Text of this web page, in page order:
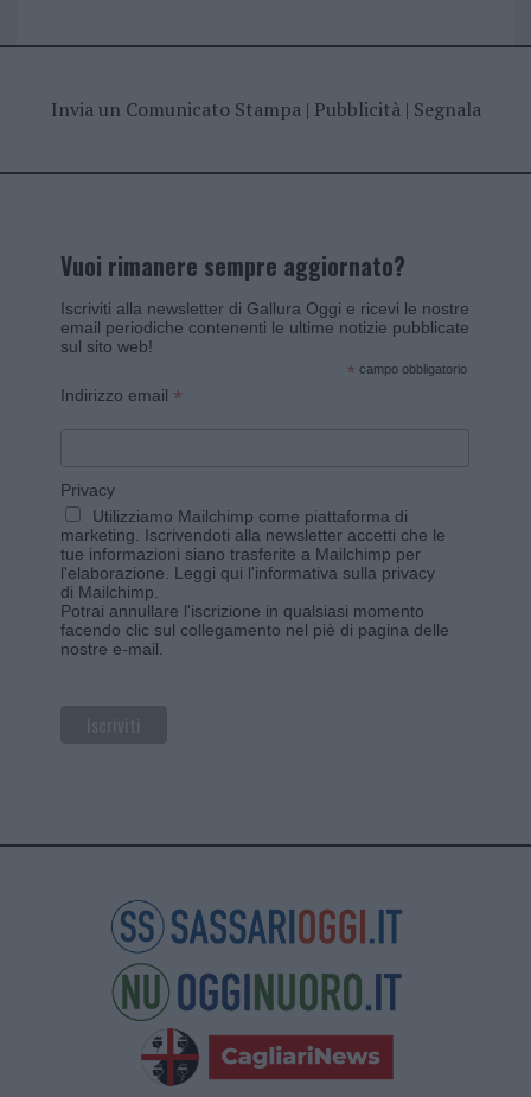
Invia un Comunicato Stampa| Pubblicità| Segnala
Vuoi rimanere sempre aggiornato?
Iscriviti alla newsletter di Gallura Oggi e ricevi le nostre
email periodiche contenenti le ultime notizie pubblicate
sul sito web!
* campo obbligatorio
Indirizzo email *
Privacy
Utilizziamo Mailchimp come piattaforma di
marketing. Iscrivendoti alla newsletter accetti che le
tue informazioni siano trasferite a Mailchimp per
l'elaborazione. Leggi qui l'informativa sulla privacy
di Mailchimp
Potrai annullare l'iscrizione in qualsiasi momento
facendo clic sul collegamento nel piè di pagina delle
nostre e-mail.